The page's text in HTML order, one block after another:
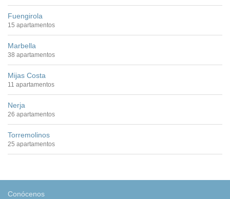
Fuengirola
15 apartamentos
Marbella
38 apartamentos
Mijas Costa
11 apartamentos
Nerja
26 apartamentos
Torremolinos
25 apartamentos
Conócenos